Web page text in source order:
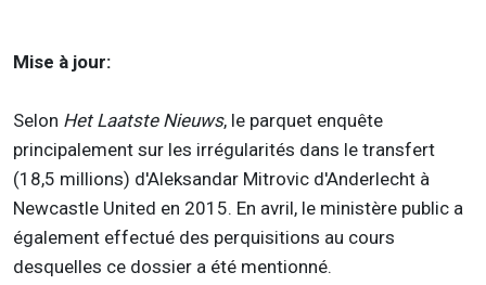
Mise à jour:
Selon Het Laatste Nieuws, le parquet enquête
principalement sur les irrégularités dans le transfert
(18,5 millions) d'Aleksandar Mitrovic d'Anderlecht à
Newcastle United en 2015. En avril, le ministère public a
également effectué des perquisitions au cours
desquelles ce dossier a été mentionné.